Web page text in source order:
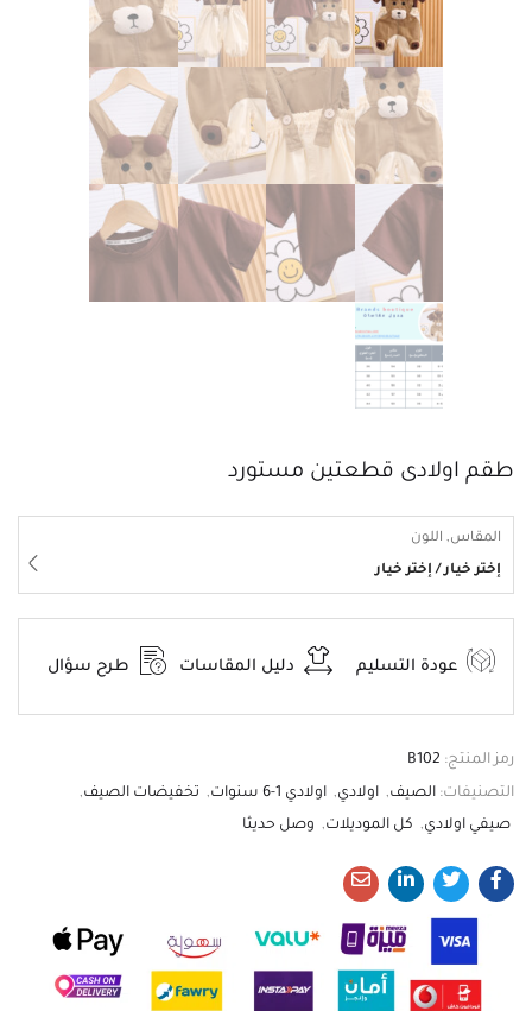
طقم اولادى قطعتين مستورد
المقاس, اللون
إختر خيار / إختر خيار
عودة التسليم دليل المقاسات طرح سؤال
رمز المنتج: B102
التصنيفات: الصيف, اولادي, اولادي 1-6 سنوات , تخفيضات الصيف,
صيفي اولادي, كل الموديلات, وصل حديثا